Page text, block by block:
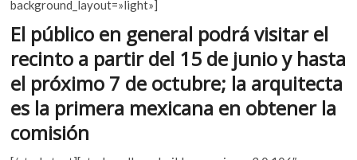
b
o
o
k
er s
A
p
p
background_layout=»light»]
El público en general podrá visitar el
recinto a partir del 15 de junio y hasta
el próximo 7 de octubre; la arquitecta
es la primera mexicana en obtener la
comisión